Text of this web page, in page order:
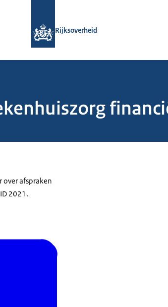
Rijksoverheid
over afspraken
2021.